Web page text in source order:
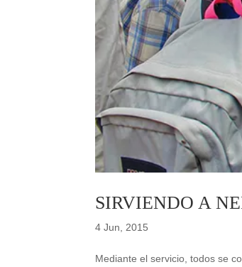
SIRVIENDO A
4 Jun, 2015
Mediante el servicio, todos se